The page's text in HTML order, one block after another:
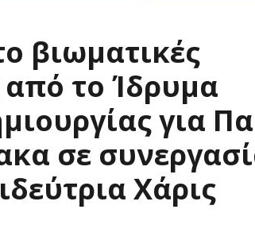
βιωματικές
από το Ίδρυμα
για
σε
Χάρις